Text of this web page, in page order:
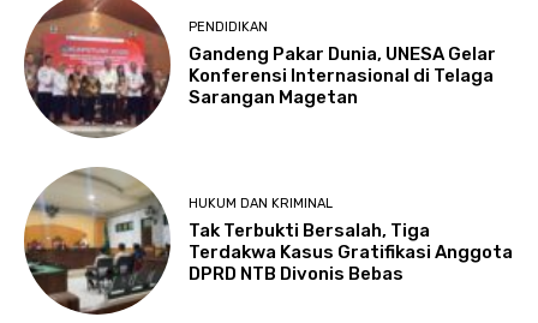
PENDIDIKAN
Gandeng Pakar Dunia, UNESA Gelar
Konferensi Internasional di Telaga
Sarangan Magetan
HUKUM DAN KRIMINAL
Tak Terbukti Bersalah, Tiga
Terdakwa Kasus Gratifikasi Anggota
DPRD NTB Divonis Bebas